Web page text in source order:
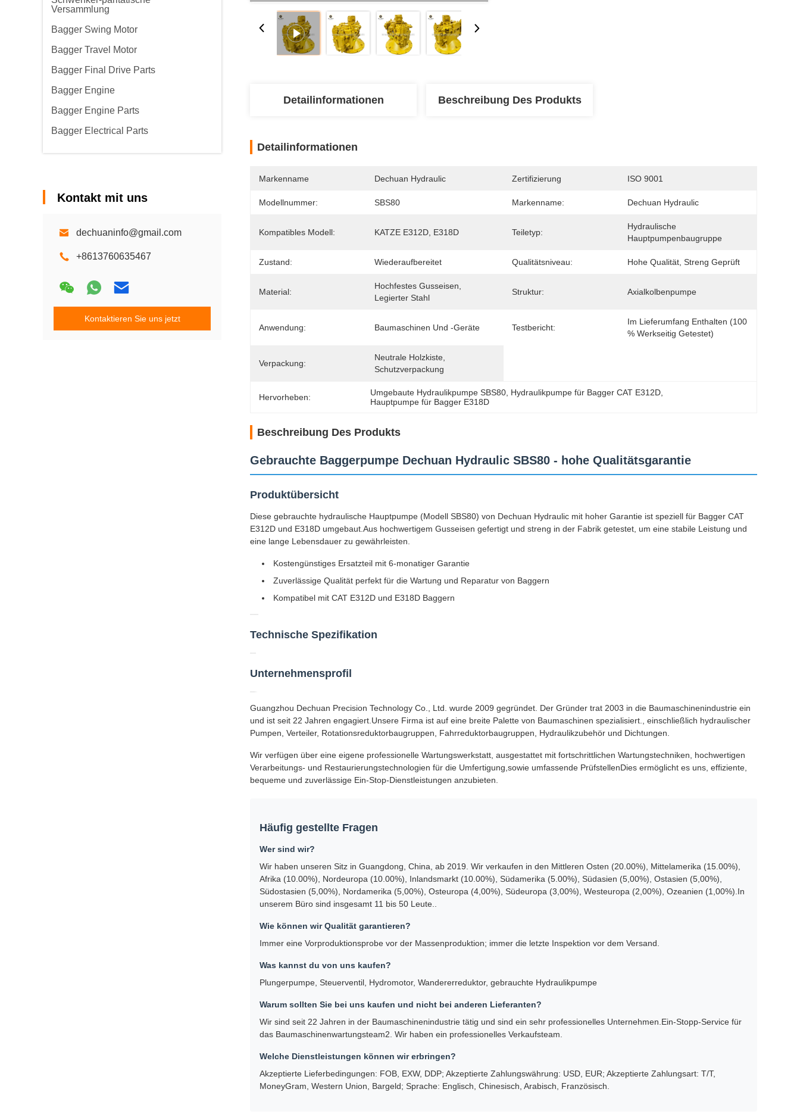
Versammlung
Bagger Swing Motor
Bagger Travel Motor
Bagger Final Drive Parts
Bagger Engine
Bagger Engine Parts
Bagger Electrical Parts
Kontakt mit uns
dechuaninfo@gmail.com
+8613760635467
Kontaktieren Sie uns jetzt
Detailinformationen Beschreibung Des Produkts
Detailinformationen
Markenname Dechuan Hydraulic Zertifizierung ISO 9001
Modellnummer: SBS80 Markenname: Dechuan Hydraulic
Kompatibles Modell: KATZE E312D, E318D Teiletyp:
Hydraulische
Hauptpumpenbaugruppe
Zustand: Wiederaufbereitet Qualitätsniveau: Hohe Qualität, Streng Geprüft
Material:
Hochfestes Gusseisen,
Legierter Stahl
Struktur: Axialkolbenpumpe
Anwendung: Baumaschinen Und -geräte Testbericht:
Im Lieferumfang Enthalten (100
% Werkseitig Getestet)
Verpackung:
Neutrale Holzkiste,
Schutzverpackung
Hervorheben: Umgebaute Hydraulikpumpe SBS80 Hydraulikpumpe für Bagger CAT E312D
Hauptpumpe für Bagger E318D
Beschreibung Des Produkts
Gebrauchte Baggerpumpe Dechuan Hydraulic SBS80 - hohe Qualitätsgarantie
Produktübersicht
Diese gebrauchte hydraulische Hauptpumpe (Modell SBS80) von Dechuan Hydraulic mit hoher Garantie ist speziell für Bagger CAT
E312D und E318D umgebaut.Aus hochwertigem Gusseisen gefertigt und streng in der Fabrik getestet, um eine stabile Leistung und
eine lange Lebensdauer zu gewährleisten.
Kostengünstiges Ersatzteil mit 6-monatiger Garantie
Zuverlässige Qualität perfekt für die Wartung und Reparatur von Baggern
Kompatibel mit CAT E312D und E318D Baggern
Technische Spezifikation
Guangzhou Dechuan Precision Technology Co., Ltd. wurde 2009 gegründet. Der Gründer trat 2003 in die Baumaschinenindustrie ein
Verarbeitungs- und Restaurierungstechnologien für die Umfertigung,sowie umfassende PrüfstellenDies ermöglicht es uns, effiziente,
bequeme und zuverlässige Ein-Stop-Dienstleistungen anzubieten.
Wer sind wir?